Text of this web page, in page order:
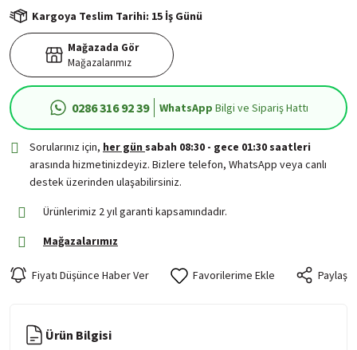
Kargoya Teslim Tarihi: 15 İş Günü
Mağazada Gör
Mağazalarımız
0286 316 92 39 WhatsApp Bilgi ve Sipariş Hattı
Sorularınız için, her gün sabah 08:30 - gece 01:30 saatleri
arasında hizmetinizdeyiz. Bizlere telefon, WhatsApp veya canlı
destek üzerinden ulaşabilirsiniz.
Ürünlerimiz 2 yıl garanti kapsamındadır.
Mağazalarımız
Fiyatı Düşünce Haber Ver Paylaş
Ürün Bilgisi